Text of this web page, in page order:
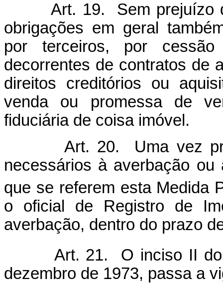
Art. 19. Sem prejuízo
obrigações em geral
por terceiros, por
decorrentes de contratos de
direitos creditórios ou
venda ou promessa de
fiduciária de coisa imóvel.
Art. 20. Uma vez
necessários à averbação
que se referem esta Medida
o oficial de Registro de
averbação, dentro do prazo
Art. 21. O inciso II
dezembro de 1973, passa a